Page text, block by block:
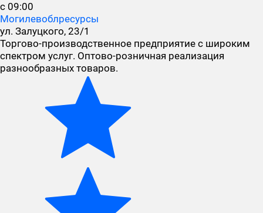
с 09:00
Могилевоблресурсы
ул. Залуцкого, 23/1
Торгово-производственное предприятие с широким
спектром услуг. Оптово-розничная реализация
разнообразных товаров.